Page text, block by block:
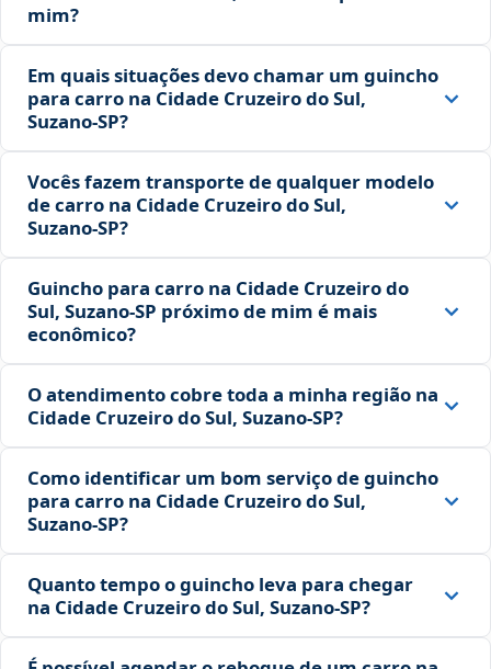
mim?
Em quais situações devo chamar um guincho
para carro na Cidade Cruzeiro do Sul,
Suzano‑SP?
Vocês fazem transporte de qualquer modelo
de carro na Cidade Cruzeiro do Sul,
Suzano‑SP?
Guincho para carro na Cidade Cruzeiro do
Sul, Suzano‑SP próximo de mim é mais
econômico?
O atendimento cobre toda a minha região na
Cidade Cruzeiro do Sul, Suzano‑SP?
Como identificar um bom serviço de guincho
para carro na Cidade Cruzeiro do Sul,
Suzano‑SP?
Quanto tempo o guincho leva para chegar
na Cidade Cruzeiro do Sul, Suzano‑SP?